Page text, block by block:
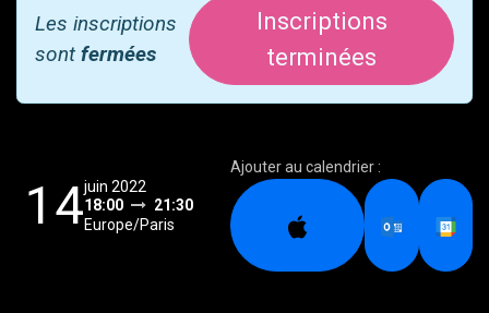
Les inscriptions
sont fermées
Inscriptions
terminées
14juin 2022
18:00
21:30
Europe/Paris
Ajouter au calendrier :